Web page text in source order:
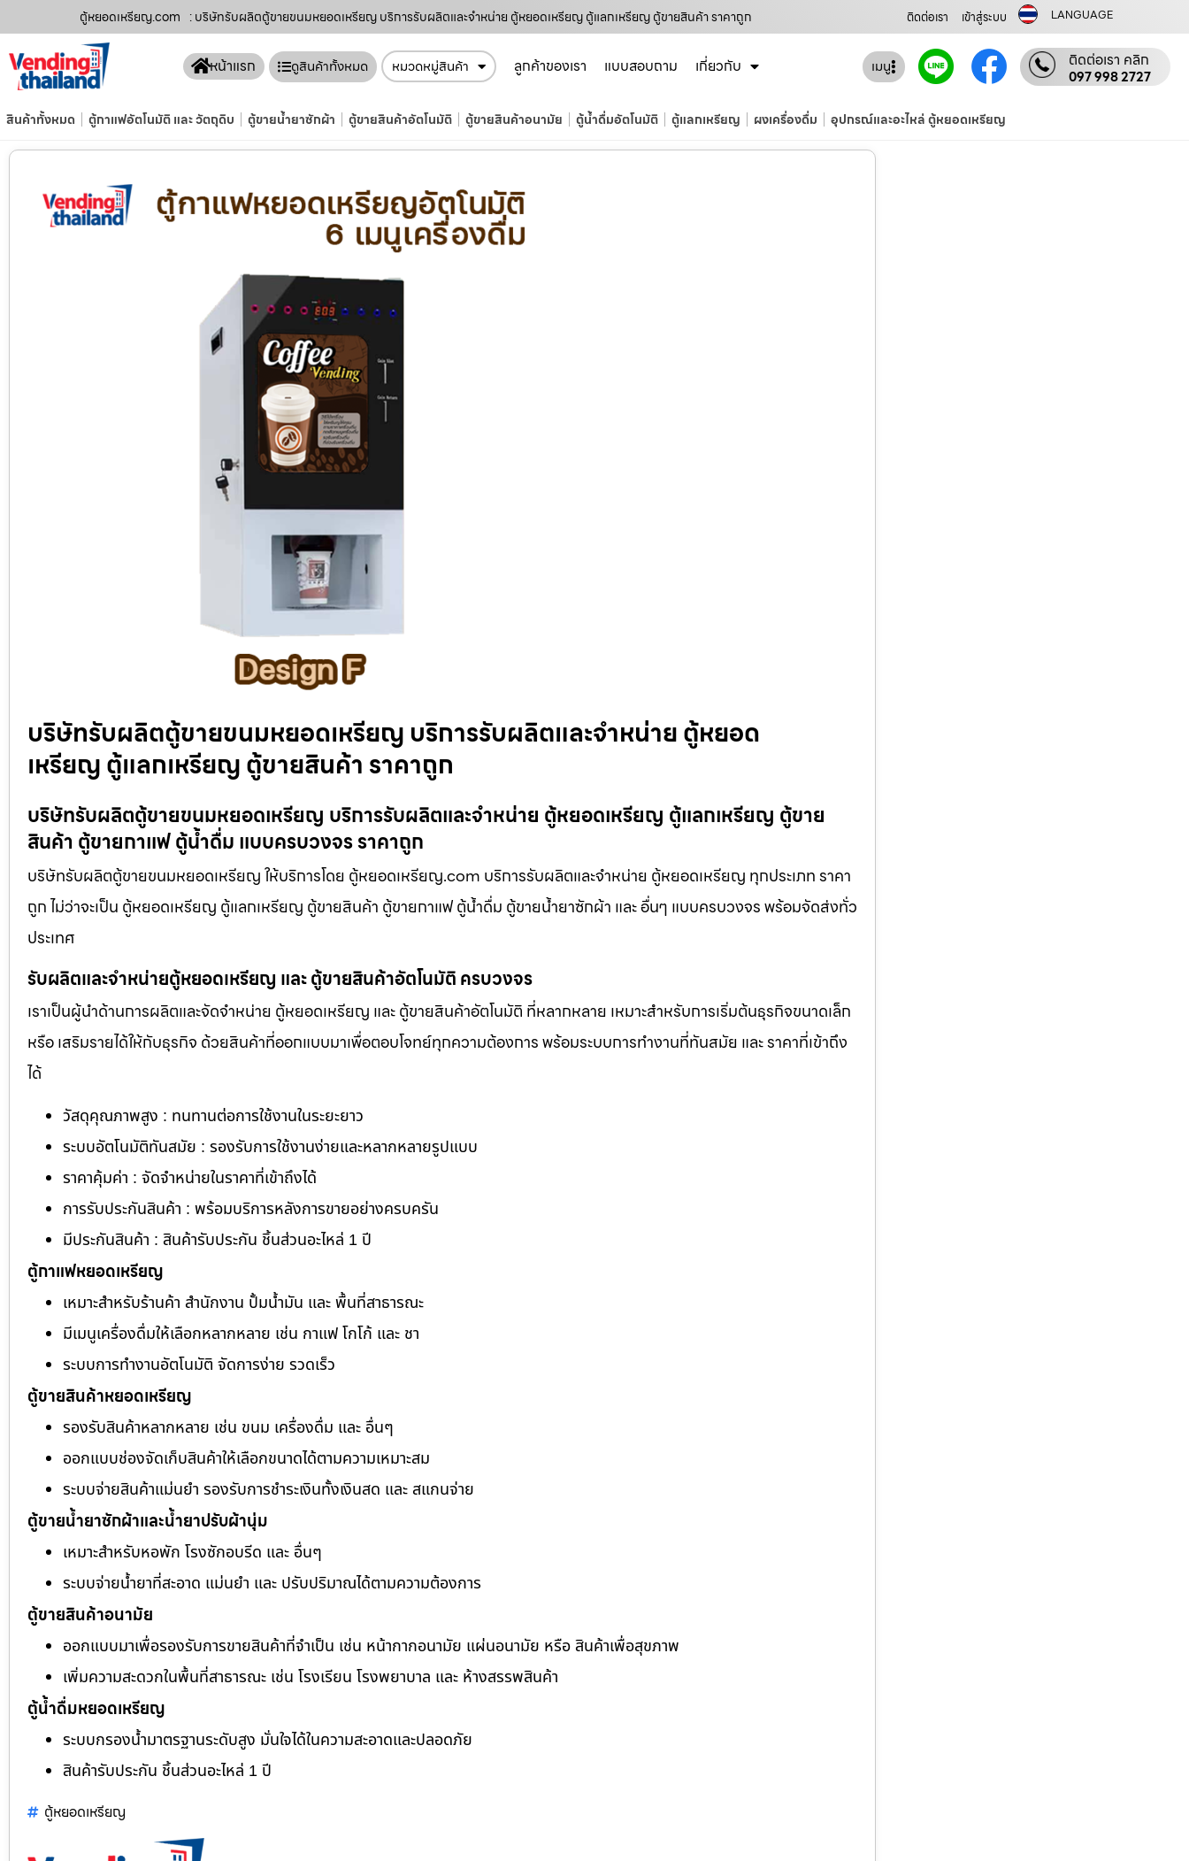
ตู้หยอดเหรียญ.com : บริษัทรับผลิตตู้ขายขนมหยอดเหรียญ​ บริการรับผลิตและจำหน่าย ตู้หยอดเหรียญ ตู้แลกเหรียญ ตู้ขายสินค้า ราคาถูก ติดต่อเรา เข้าสู่ระบบ LANGUAGE
หน้าแรก ดูสินค้าทั้งหมด หมวดหมู่สินค้า ลูกค้าของเรา แบบสอบถาม เกี่ยวกับ เมนู ติดต่อเรา คลิก
097 998 2727
สินค้าทั้งหมด ตู้กาแฟอัตโนมัติ และ วัตถุดิบ ตู้ขายน้ำยาซักผ้า ตู้ขายสินค้าอัตโนมัติ ตู้ขายสินค้าอนามัย ตู้น้ำดื่มอัตโนมัติ ตู้แลกเหรียญ ผงเครื่องดื่ม อุปกรณ์และอะไหล่ ตู้หยอดเหรียญ
บริษัทรับผลิตตู้ขายขนมหยอดเหรียญ​ บริการรับผลิตและจำหน่าย ตู้หยอด
เหรียญ ตู้แลกเหรียญ ตู้ขายสินค้า ราคาถูก
บริษัทรับผลิตตู้ขายขนมหยอดเหรียญ​ บริการรับผลิตและจำหน่าย ตู้หยอดเหรียญ ตู้แลกเหรียญ ตู้ขาย
สินค้า ตู้ขายกาแฟ ตู้น้ำดื่ม แบบครบวงจร ราคาถูก
บริษัทรับผลิตตู้ขายขนมหยอดเหรียญ​ ให้บริการโดย ตู้หยอดเหรียญ.com บริการรับผลิตและจำหน่าย ตู้หยอดเหรียญ ทุกประเภท ราคา
ถูก ไม่ว่าจะเป็น ตู้หยอดเหรียญ ตู้แลกเหรียญ ตู้ขายสินค้า ตู้ขายกาแฟ ตู้น้ำดื่ม ตู้ขายน้ำยาซักผ้า และ อื่นๆ แบบครบวงจร พร้อมจัดส่งทั่ว
ประเทศ
รับผลิตและจำหน่ายตู้หยอดเหรียญ และ ตู้ขายสินค้าอัตโนมัติ ครบวงจร
เราเป็นผู้นำด้านการผลิตและจัดจำหน่าย ตู้หยอดเหรียญ และ ตู้ขายสินค้าอัตโนมัติ ที่หลากหลาย เหมาะสำหรับการเริ่มต้นธุรกิจขนาดเล็ก
หรือ เสริมรายได้ให้กับธุรกิจ ด้วยสินค้าที่ออกแบบมาเพื่อตอบโจทย์ทุกความต้องการ พร้อมระบบการทำงานที่ทันสมัย และ ราคาที่เข้าถึง
ได้
วัสดุคุณภาพสูง : ทนทานต่อการใช้งานในระยะยาว
ระบบอัตโนมัติทันสมัย : รองรับการใช้งานง่ายและหลากหลายรูปแบบ
ราคาคุ้มค่า : จัดจำหน่ายในราคาที่เข้าถึงได้
การรับประกันสินค้า : พร้อมบริการหลังการขายอย่างครบครัน
มีประกันสินค้า : สินค้ารับประกัน ชิ้นส่วนอะไหล่ 1 ปี
ตู้กาแฟหยอดเหรียญ
เหมาะสำหรับร้านค้า สำนักงาน ปั้มน้ำมัน และ พื้นที่สาธารณะ
มีเมนูเครื่องดื่มให้เลือกหลากหลาย เช่น กาแฟ โกโก้ และ ชา
ระบบการทำงานอัตโนมัติ จัดการง่าย รวดเร็ว
ตู้ขายสินค้าหยอดเหรียญ
รองรับสินค้าหลากหลาย เช่น ขนม เครื่องดื่ม และ อื่นๆ
ออกแบบช่องจัดเก็บสินค้าให้เลือกขนาดได้ตามความเหมาะสม
ระบบจ่ายสินค้าแม่นยำ รองรับการชำระเงินทั้งเงินสด และ สแกนจ่าย
ตู้ขายน้ำยาซักผ้าและน้ำยาปรับผ้านุ่ม
เหมาะสำหรับหอพัก โรงซักอบรีด และ อื่นๆ
ระบบจ่ายน้ำยาที่สะอาด แม่นยำ และ ปรับปริมาณได้ตามความต้องการ
ตู้ขายสินค้าอนามัย
ออกแบบมาเพื่อรองรับการขายสินค้าที่จำเป็น เช่น หน้ากากอนามัย แผ่นอนามัย หรือ สินค้าเพื่อสุขภาพ
เพิ่มความสะดวกในพื้นที่สาธารณะ เช่น โรงเรียน โรงพยาบาล และ ห้างสรรพสินค้า
ตู้น้ำดื่มหยอดเหรียญ
ระบบกรองน้ำมาตรฐานระดับสูง มั่นใจได้ในความสะอาดและปลอดภัย
สินค้ารับประกัน ชิ้นส่วนอะไหล่ 1 ปี
ตู้หยอดเหรียญ